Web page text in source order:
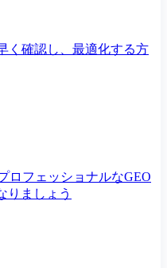
く確認し、最適化する方
ロフェッショナルなGEO
りましょう